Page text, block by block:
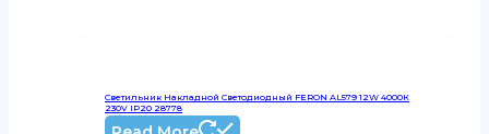
Светильник Накладной Светодиодный FERON AL579 12W 4000К
230V IP20 28778